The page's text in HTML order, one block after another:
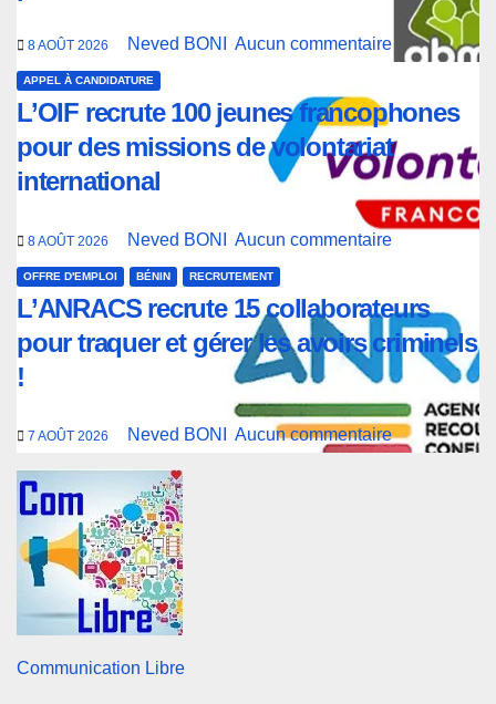
8 AOÛT 2026 Neved BONI Aucun commentaire
APPEL À CANDIDATURE
L’OIF recrute 100 jeunes francophones
pour des missions de volontariat
international
8 AOÛT 2026 Neved BONI Aucun commentaire
OFFRE D'EMPLOI BÉNIN RECRUTEMENT
L’ANRACS recrute 15 collaborateurs
pour traquer et gérer les avoirs criminels
!
7 AOÛT 2026 Neved BONI Aucun commentaire
Communication Libre